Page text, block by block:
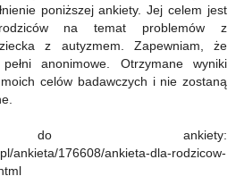
poniższej ankiety. Jej celem jest
na temat problemów z
z autyzmem. Zapewniam, że
anonimowe. Otrzymane wyniki
celów badawczych i nie zostaną
ankiety:
ankieta/176608/ankieta-dla-rodzicow-